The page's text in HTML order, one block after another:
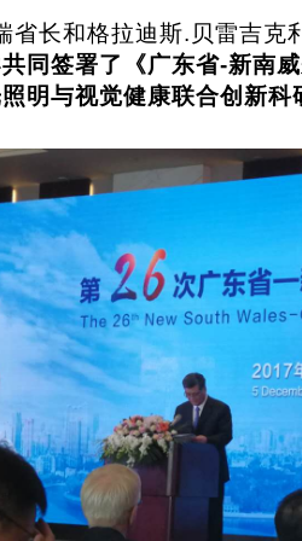
省长和格拉迪斯. 贝雷吉克
同签署了《广东省-新南
明与视觉健康联合创新